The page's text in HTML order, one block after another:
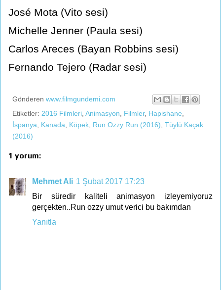
José Mota (Vito sesi)
Michelle Jenner (Paula sesi)
Carlos Areces (Bayan Robbins sesi)
Fernando Tejero (Radar sesi)
Gönderen www.filmgundemi.com
Etiketler: 2016 Filmleri Animasyon Filmler, Hapishane
İspanya
Kanada Köpek Run Ozzy Run (2016) Tüylü Kaçak
(2016)
1 yorum:
Mehmet Ali 1 Şubat 2017 17:23
Bir süredir kaliteli animasyon izleyemiyoruz
gerçekten..Run ozzy umut verici bu bakımdan
Yanıtla